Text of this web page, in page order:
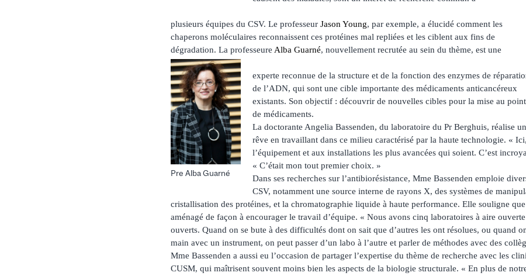
plusieurs équipes du CSV. Le professeur Jason Young, par exemple, a élucidé comment les
chaperons moléculaires reconnaissent ces protéines mal repliées et les ciblent aux fins de
dégradation. La professeure Alba Guarné, nouvellement recrutée au sein du thème, est une
Pre Alba Guarné
experte reconnue de la structure et de la fonction des enzymes de
de l’ADN, qui sont une cible importante des médicaments anticancéreux
existants. Son objectif : découvrir de nouvelles cibles pour la mise au point
de médicaments.
La doctorante Angelia Bassenden, du laboratoire du Pr Berghuis, réalise un
rêve en travaillant dans ce milieu caractérisé par la haute technologie. «
l’équipement et aux installations les plus avancées qui soient. C’est
« C’était mon tout premier choix. »
Dans ses recherches sur l’antibiorésistance, Mme Bassenden emploie
CSV, notamment une source interne de rayons X, des systèmes de
cristallisation des protéines, et la chromatographie liquide à haute performance. Elle souligne
aménagé de façon à encourager le travail d’équipe. « Nous avons cinq laboratoires à aire
ouverts. Quand on se bute à des difficultés dont on sait que d’autres les ont résolues, ou quand
main avec un instrument, on peut passer d’un labo à l’autre et parler de méthodes avec des
Mme Bassenden a aussi eu l’occasion de partager l’expertise du thème de recherche avec les
CUSM, qui maîtrisent souvent moins bien les aspects de la biologie structurale. « En plus de